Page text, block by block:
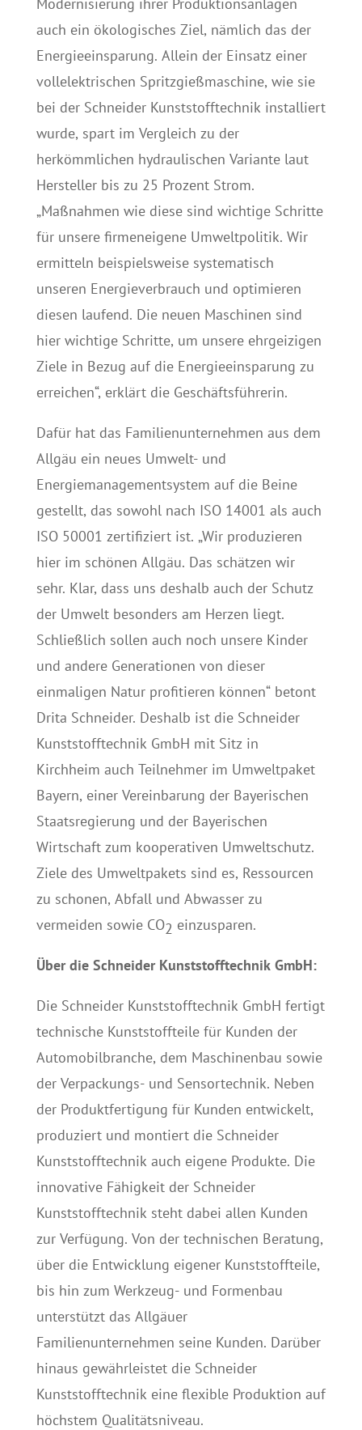
auch ein ökologisches Ziel, nämlich das der
Energieeinsparung. Allein der Einsatz einer
vollelektrischen Spritzgießmaschine, wie sie
bei der Schneider Kunststofftechnik installiert
wurde, spart im Vergleich zu der
herkömmlichen hydraulischen Variante laut
Hersteller bis zu 25 Prozent Strom.
„Maßnahmen wie diese sind wichtige Schritte
für unsere firmeneigene Umweltpolitik. Wir
ermitteln beispielsweise systematisch
unseren Energieverbrauch und optimieren
diesen laufend. Die neuen Maschinen sind
hier wichtige Schritte, um unsere ehrgeizigen
Ziele in Bezug auf die Energieeinsparung zu
erreichen“, erklärt die Geschäftsführerin.
Dafür hat das Familienunternehmen aus dem
Allgäu ein neues Umwelt- und
Energiemanagementsystem auf die Beine
gestellt, das sowohl nach ISO 14001 als auch
ISO 50001 zertifiziert ist. „Wir produzieren
hier im schönen Allgäu. Das schätzen wir
sehr. Klar, dass uns deshalb auch der Schutz
der Umwelt besonders am Herzen liegt.
Schließlich sollen auch noch unsere Kinder
und andere Generationen von dieser
einmaligen Natur profitieren können“ betont
Drita Schneider. Deshalb ist die Schneider
Kunststofftechnik GmbH mit Sitz in
Kirchheim auch Teilnehmer im Umweltpaket
Bayern, einer Vereinbarung der Bayerischen
Staatsregierung und der Bayerischen
Wirtschaft zum kooperativen Umweltschutz.
Ziele des Umweltpakets sind es, Ressourcen
zu schonen, Abfall und Abwasser zu
vermeiden sowie CO2 einzusparen.
Über die Schneider Kunststofftechnik GmbH:
Die Schneider Kunststofftechnik GmbH fertigt
technische Kunststoffteile für Kunden der
Automobilbranche, dem Maschinenbau sowie
der Verpackungs- und Sensortechnik. Neben
der Produktfertigung für Kunden entwickelt,
produziert und montiert die Schneider
Kunststofftechnik auch eigene Produkte. Die
innovative Fähigkeit der Schneider
Kunststofftechnik steht dabei allen Kunden
zur Verfügung. Von der technischen Beratung,
über die Entwicklung eigener Kunststoffteile,
bis hin zum Werkzeug- und Formenbau
unterstützt das Allgäuer
Familienunternehmen seine Kunden. Darüber
hinaus gewährleistet die Schneider
Kunststofftechnik eine flexible Produktion auf
höchstem Qualitätsniveau.